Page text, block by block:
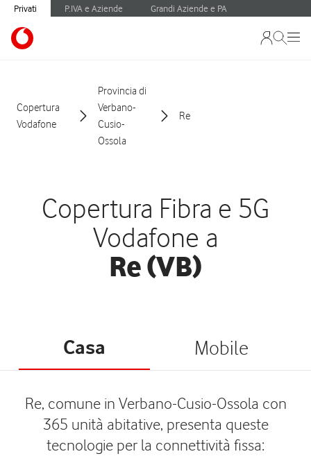
Privati P.IVA e Aziende Grandi Aziende e PA
Copertura
Vodafone
Provincia di
Verbano-
Cusio-
Ossola
Re
Copertura Fibra e 5G
Vodafone a
Re (VB)
Casa Mobile
Re, comune in Verbano-Cusio-Ossola con
365 unità abitative, presenta queste
tecnologie per la connettività fissa: